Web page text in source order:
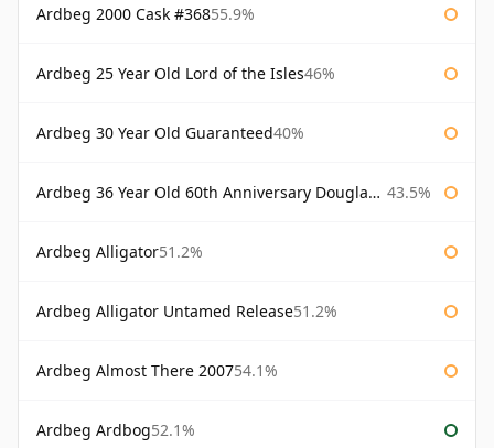
Ardbeg 2000 Cask #36855.9%
Ardbeg 25 Year Old Lord of the Isles46%
Ardbeg 30 Year Old Guaranteed40%
Ardbeg 36 Year Old 60th Anniversary Douglas Laing 43.5%
Ardbeg Alligator51.2%
Ardbeg Alligator Untamed Release51.2%
Ardbeg Almost There 200754.1%
Ardbeg Ardbog52.1%